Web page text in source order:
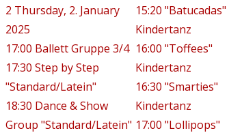
2 Thursday, 2. January
2025
17:00 Ballett Gruppe 3/4
17:30 Step by Step
"Standard/Latein"
18:30 Dance & Show
Group "Standard/Latein"
15:20 "Batucadas"
Kindertanz
16:00 "Toffees"
Kindertanz
16:30 "Smarties"
Kindertanz
17:00 "Lollipops"